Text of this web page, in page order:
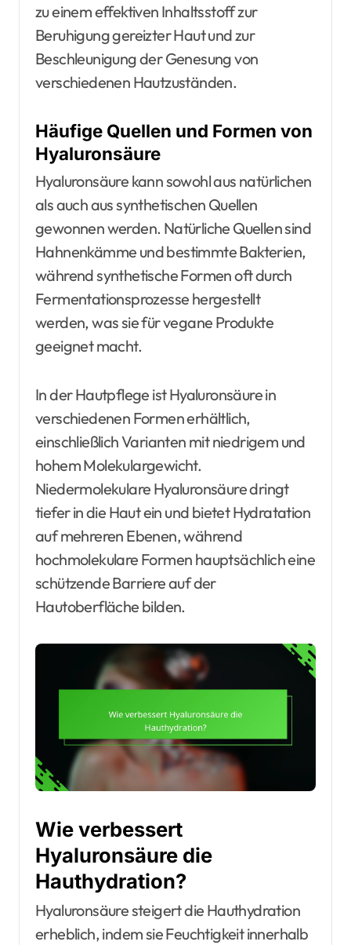
zu einem effektiven Inhaltsstoff zur
Beruhigung gereizter Haut und zur
Beschleunigung der Genesung von
verschiedenen Hautzuständen.
Häufige Quellen und Formen von
Hyaluronsäure
Hyaluronsäure kann sowohl aus natürlichen
als auch aus synthetischen Quellen
gewonnen werden. Natürliche Quellen sind
Hahnenkämme und bestimmte Bakterien,
während synthetische Formen oft durch
Fermentationsprozesse hergestellt
werden, was sie für vegane Produkte
geeignet macht.
In der Hautpflege ist Hyaluronsäure in
verschiedenen Formen erhältlich,
einschließlich Varianten mit niedrigem und
hohem Molekulargewicht.
Niedermolekulare Hyaluronsäure dringt
tiefer in die Haut ein und bietet Hydratation
auf mehreren Ebenen, während
hochmolekulare Formen hauptsächlich eine
schützende Barriere auf der
Hautoberfläche bilden.
Wie verbessert
Hyaluronsäure die
Hauthydration?
Hyaluronsäure steigert die Hauthydration
erheblich, indem sie Feuchtigkeit innerhalb